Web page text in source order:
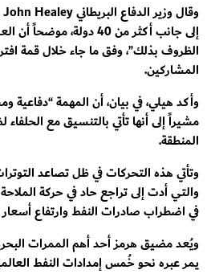
إلى جانب أكثر من 40
الظروف بذلك”، وفق ما جاء خلال قمة
المشاركين.
وأكد هيلي، في بيان، أن المهمة “دفاعية
مشيراً إلى أنها تأتي بالتنسيق مع
المنطقة.
وتأتي هذه التحركات في ظل تصاعد
والتي أدت إلى تراجع حاد في حركة
في اضطراب صادرات النفط وارتفاع أسعار
ويُعد مضيق هرمز أحد أهم الممرات
يمر عبره نحو خُمس إمدادات النفط